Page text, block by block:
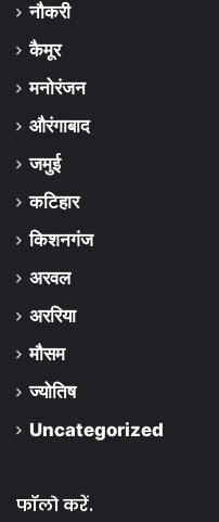
नौकरी
कैमूर
मनोरंजन
औरंगाबाद
जमुई
कटिहार
किशनगंज
अरवल
अररिया
मौसम
ज्योतिष
Uncategorized
फॉलो करें.